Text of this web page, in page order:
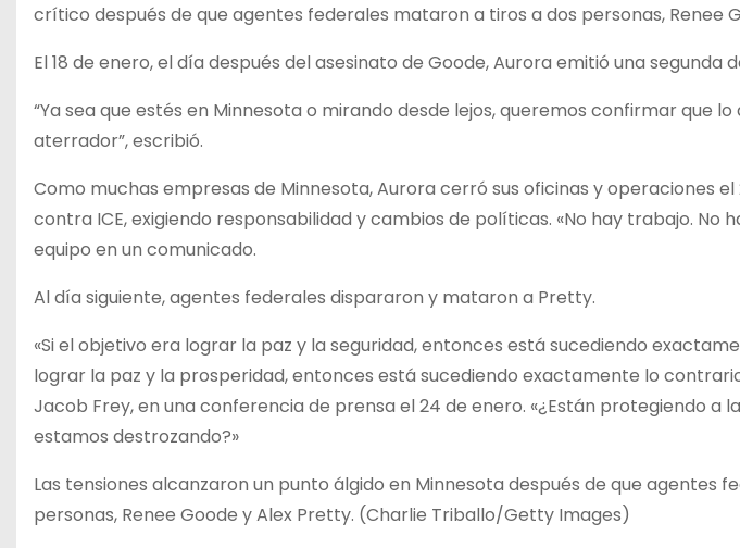
crítico después de que agentes federales mataron a tiros a dos personas, Renee
El 18 de enero, el día después del asesinato de Goode, Aurora emitió una segunda
“Ya sea que estés en Minnesota o mirando desde lejos, queremos confirmar que
aterrador”, escribió.
Como muchas empresas de Minnesota, Aurora cerró sus oficinas y operaciones
contra ICE, exigiendo responsabilidad y cambios de políticas. «No hay trabajo. No
equipo en un comunicado.
Al día siguiente, agentes federales dispararon y mataron a Pretty.
«Si el objetivo era lograr la paz y la seguridad, entonces está sucediendo
lograr la paz y la prosperidad, entonces está sucediendo exactamente lo
Jacob Frey, en una conferencia de prensa el 24 de enero. «¿Están protegiendo a
estamos destrozando?»
Las tensiones alcanzaron un punto álgido en Minnesota después de que agentes
personas, Renee Goode y Alex Pretty. (Charlie Triballo/Getty Images)